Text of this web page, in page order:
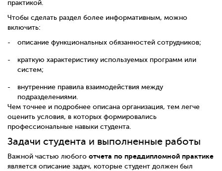
практикой.
Чтобы сделать раздел более информативным, можно
включить:
описание функциональных обязанностей сотрудников;
краткую характеристику используемых программ или
систем;
внутренние правила взаимодействия между
подразделениями.
Чем точнее и подробнее описана организация, тем легче
оценить условия, в которых формировались
профессиональные навыки студента.
Задачи студента и выполненные работы
Важной частью любого отчета по преддипломной практике
является описание задач, которые студент должен был